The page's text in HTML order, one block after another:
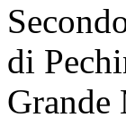
di
Grande